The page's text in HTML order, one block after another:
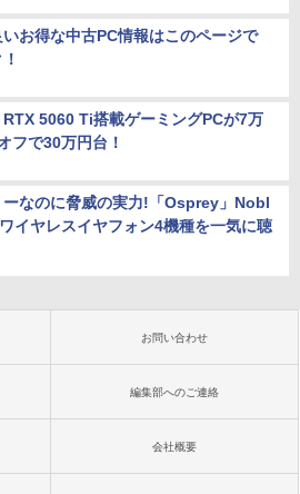
お得な中古PC情報はこのページで
RTX 5060 Ti搭載ゲーミングPCが7万
フで30万円台！
ーなのに脅威の実力!「Osprey」Nobl
イヤレスイヤフォン4機種を一気に聴
お問い合わせ
編集部へのご連絡
会社概要